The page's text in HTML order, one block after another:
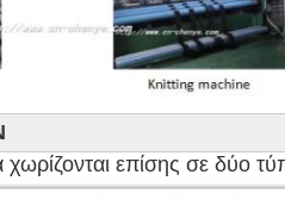
επίσης σε δύο